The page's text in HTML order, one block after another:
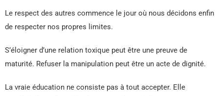
Le respect des autres commence le jour où nous décidons enfin
de respecter nos propres limites.
S’éloigner d’une relation toxique peut être une preuve de
maturité. Refuser la manipulation peut être un acte de dignité.
La vraie éducation ne consiste pas à tout accepter. Elle